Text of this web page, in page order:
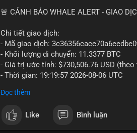
#shortavax #avax6450 #bearishavax
🚨 CẢNH BÁO WHALE ALERT - GIAO
Chi tiết giao dịch:
- Mã giao dịch:
- Khối lượng di chuyển: 11.3377 BTC
- Giá trị ước tính: $730,506.76 USD (theo
- Thời gian: 19:19:57 2026-08-06 UTC
Giao dịch 11.3377 BTC trị giá hơn 730
phải dòng tiền tổ chức khổng lồ. Hành
phản ánh hai kịch bản: hoặc cá voi
Đọc thêm
Like Bình luận